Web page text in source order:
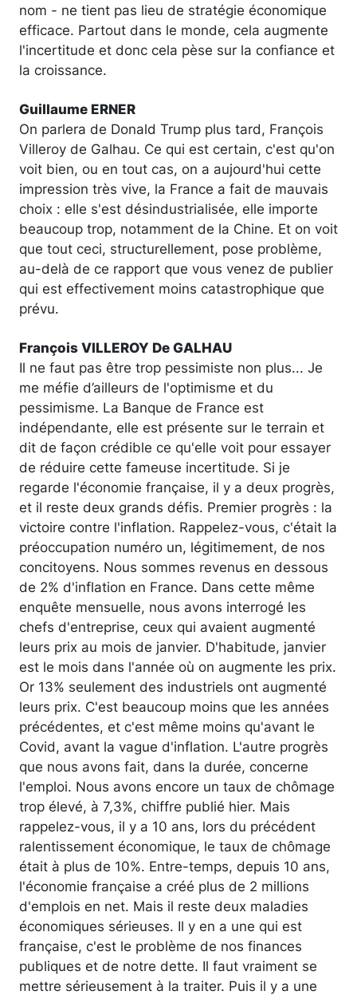
nom - ne tient pas lieu de stratégie économique
efficace. Partout dans le monde, cela augmente
l'incertitude et donc cela pèse sur la confiance et
la croissance.
Guillaume ERNER
On parlera de Donald Trump plus tard, François
Villeroy de Galhau. Ce qui est certain, c'est qu'on
voit bien, ou en tout cas, on a aujourd'hui cette
impression très vive, la France a fait de mauvais
choix : elle s'est désindustrialisée, elle importe
beaucoup trop, notamment de la Chine. Et on voit
que tout ceci, structurellement, pose problème,
au-delà de ce rapport que vous venez de publier
qui est effectivement moins catastrophique que
prévu.
François VILLEROY De GALHAU
Il ne faut pas être trop pessimiste non plus... Je
me méfie d’ailleurs de l'optimisme et du
pessimisme. La Banque de France est
indépendante, elle est présente sur le terrain et
dit de façon crédible ce qu'elle voit pour essayer
de réduire cette fameuse incertitude. Si je
regarde l'économie française, il y a deux progrès,
et il reste deux grands défis. Premier progrès : la
victoire contre l'inflation. Rappelez-vous, c'était la
préoccupation numéro un, légitimement, de nos
concitoyens. Nous sommes revenus en dessous
de 2% d'inflation en France. Dans cette même
enquête mensuelle, nous avons interrogé les
chefs d'entreprise, ceux qui avaient augmenté
leurs prix au mois de janvier. D'habitude, janvier
est le mois dans l'année où on augmente les prix.
Or 13% seulement des industriels ont augmenté
leurs prix. C'est beaucoup moins que les années
précédentes, et c'est même moins qu'avant le
Covid, avant la vague d'inflation. L'autre progrès
que nous avons fait, dans la durée, concerne
l'emploi. Nous avons encore un taux de chômage
trop élevé, à 7,3%, chiffre publié hier. Mais
rappelez-vous, il y a 10 ans, lors du précédent
ralentissement économique, le taux de chômage
était à plus de 10%. Entre-temps, depuis 10 ans,
l'économie française a créé plus de 2 millions
d'emplois en net. Mais il reste deux maladies
économiques sérieuses. Il y en a une qui est
française, c'est le problème de nos finances
publiques et de notre dette. Il faut vraiment se
mettre sérieusement à la traiter. Puis il y a une